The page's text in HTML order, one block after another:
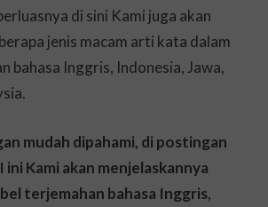
di sini Kami juga akan
jenis macam arti kata dalam
bahasa Inggris, Indonesia, Jawa,
mudah dipahami, di postingan
ini Kami akan menjelaskannya
terjemahan bahasa Inggris,